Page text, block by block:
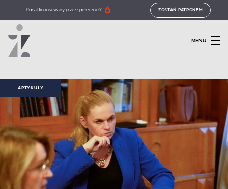
Portal finansowany przez społeczność ZOSTAŃ PATRONEM
MENU
ARTYKUŁY